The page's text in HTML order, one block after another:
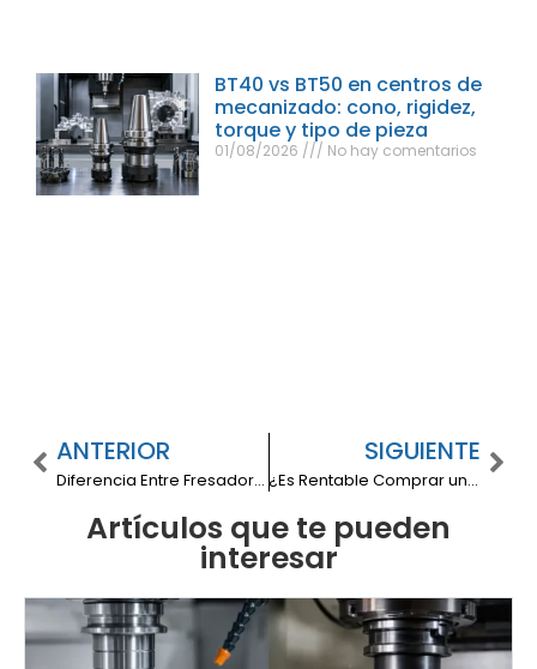
BT40 vs BT50 en centros de
mecanizado: cono, rigidez,
torque y tipo de pieza
01/08/2026 No hay comentarios
ANTERIOR
Diferencia Entre Fresadora de Torreta y Convencional: ¿Cuál Elegir para tu Taller?
SIGUIENTE
¿Es Rentable Comprar una Máquina Láser? Análisis Completo para tu Taller
Artículos que te pueden
interesar